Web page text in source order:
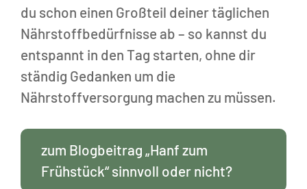
du schon einen Großteil deiner täglichen
Nährstoffbedürfnisse ab – so kannst du
entspannt in den Tag starten, ohne dir
ständig Gedanken um die
Nährstoffversorgung machen zu müssen.
zum Blogbeitrag „Hanf zum
Frühstück“ sinnvoll oder nicht?